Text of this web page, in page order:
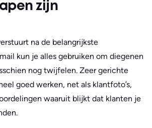
zijn
na de belangrijkste
kun je alles gebruiken om diegenen
nog twijfelen. Zeer gerichte
goed werken, net als klantfoto’s,
waaruit blijkt dat klanten je